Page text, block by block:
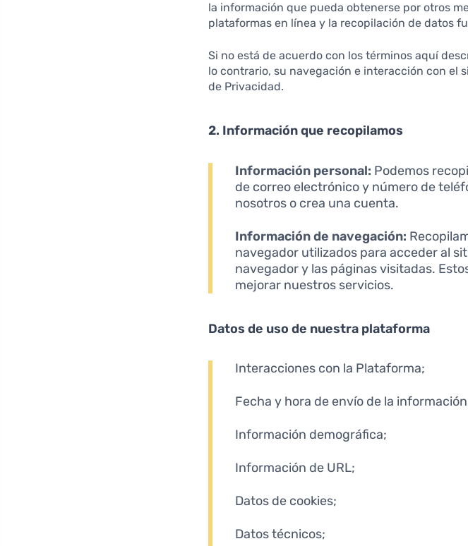
la información que pueda obtenerse por otros
plataformas en línea y la recopilación de datos
Si no está de acuerdo con los términos aquí
lo contrario, su navegación e interacción con el
de Privacidad.
2. Información que recopilamos
Información personal: Podemos
de correo electrónico y número de
nosotros o crea una cuenta.
Información de navegación:
navegador utilizados para acceder al
navegador y las páginas visitadas.
mejorar nuestros servicios.
Datos de uso de nuestra plataforma
Interacciones con la Plataforma;
Fecha y hora de envío de la
Información demográfica;
Información de URL;
Datos de cookies;
Datos técnicos;